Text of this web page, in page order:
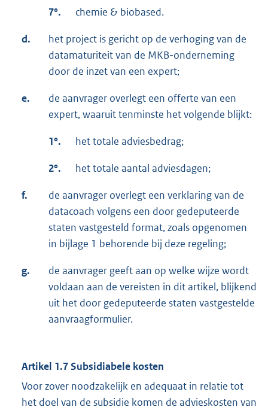
7°. chemie & biobased.
d.
het project is gericht op de verhoging van de
datamaturiteit van de MKB-onderneming
door de inzet van een expert;
e.
de aanvrager overlegt een offerte van een
expert, waaruit tenminste het volgende blijkt:
1°. het totale adviesbedrag;
2°. het totale aantal adviesdagen;
f.
de aanvrager overlegt een verklaring van de
datacoach volgens een door gedeputeerde
staten vastgesteld format, zoals opgenomen
in bijlage 1 behorende bij deze regeling;
g.
de aanvrager geeft aan op welke wijze wordt
voldaan aan de vereisten in dit artikel, blijkend
uit het door gedeputeerde staten vastgestelde
aanvraagformulier.
Artikel 1.7 Subsidiabele kosten
Voor zover noodzakelijk en adequaat in relatie tot
het doel van de subsidie komen de advieskosten van